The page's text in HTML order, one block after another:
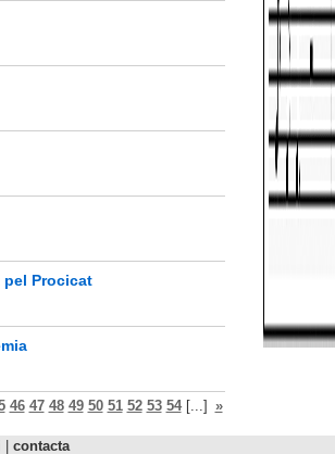
pel Procicat
46 47 48 49 50 51 52 53 54 [...] »
contacta